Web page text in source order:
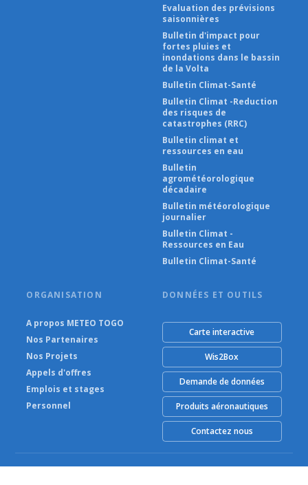
Evaluation des prévisions
saisonnières
Bulletin d'impact pour
fortes pluies et
inondations dans le bassin
de la Volta
Bulletin Climat-Santé
Bulletin Climat -Reduction
des risques de
catastrophes (RRC)
Bulletin climat et
ressources en eau
Bulletin
agrométéorologique
décadaire
Bulletin météorologique
journalier
Bulletin Climat -
Ressources en Eau
Bulletin Climat-Santé
ORGANISATION
A propos METEO TOGO
Nos Partenaires
Nos Projets
Appels d'offres
Emplois et stages
Personnel
DONNÉES ET OUTILS
Carte interactive
Wis2Box
Demande de données
Produits aéronautiques
Contactez nous
© METEO TOGO (Agence Nationale de la Météorologie) 2026